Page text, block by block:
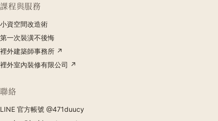
課程與服務
小資空間改造術
第一次裝潢不後悔
裡外建築師事務所 ↗
裡外室內裝修有限公司 ↗
聯絡
LINE 官方帳號 @471duucy